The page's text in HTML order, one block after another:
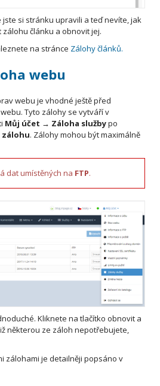
si stránku upravili a teď nevíte, jak
zálohu článku a obnovit jej.
na stránce Zálohy článků.
webu
webu je vhodné ještě před
Tyto zálohy se vytváří v
Můj účet → Záloha službypo
. Zálohy mohou být maximálně
dat umístěných na FTP.
Kliknete na tlačítko obnovit a
některou ze záloh nepotřebujete,
zálohami je detailněji popsáno v